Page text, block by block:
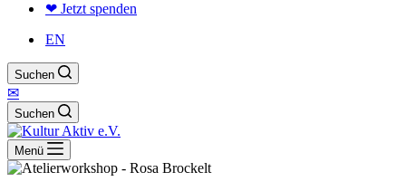
❤ Jetzt spenden
EN
Suchen
✉
Suchen
Menü